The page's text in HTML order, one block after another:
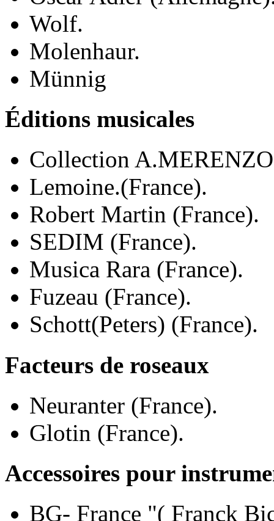
Wolf.
Molenhaur.
Münnig
Éditions musicales
Collection
Lemoine.(France).
Robert Martin (France).
SEDIM (France).
Musica Rara (France).
Fuzeau (France).
Schott(Peters) (France).
Facteurs de roseaux
Neuranter (France).
Glotin (France).
Accessoires pour
BG- France "( Franck